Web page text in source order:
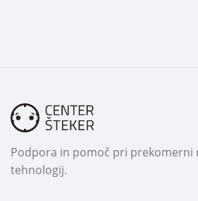
Podpora in pomoč pri prekomerni
tehnologij.